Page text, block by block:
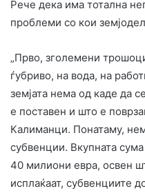
Рече дека има тотална
проблеми со кои
„Прво, зголемени
ѓубриво, на вода, на
земјата нема од каде да
е поставен и што е
Калиманци. Понатаму,
субвенции. Вкупната
40 милиони евра, освен
исплаќаат, субвенциите